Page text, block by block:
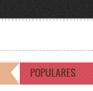
POPULARES